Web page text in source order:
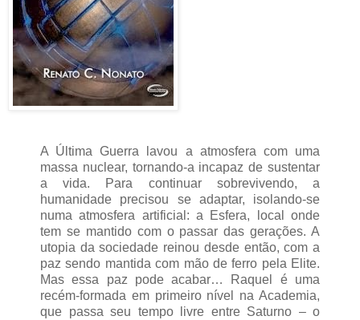
A Última Guerra lavou a atmosfera com uma
massa nuclear, tornando-a incapaz de sustentar
a vida. Para continuar sobrevivendo, a
humanidade precisou se adaptar, isolando-se
numa atmosfera artificial: a Esfera, local onde
tem se mantido com o passar das gerações. A
utopia da sociedade reinou desde então, com a
paz sendo mantida com mão de ferro pela Elite.
Mas essa paz pode acabar… Raquel é uma
recém-formada em primeiro nível na Academia,
que passa seu tempo livre entre Saturno – o